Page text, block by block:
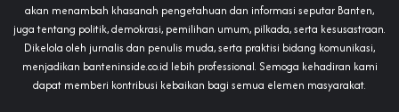
akan menambah khasanah pengetahuan dan informasi seputar Banten,
juga tentang politik, demokrasi, pemilihan umum, pilkada, serta kesusastraan.
Dikelola oleh jurnalis dan penulis muda, serta praktisi bidang komunikasi,
menjadikan banteninside.co.id lebih professional. Semoga kehadiran kami
dapat memberi kontribusi kebaikan bagi semua elemen masyarakat.